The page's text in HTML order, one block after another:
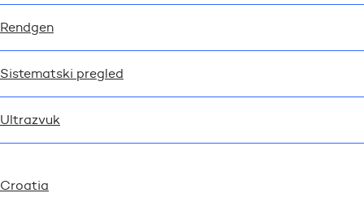
Rendgen
Sistematski pregled
Ultrazvuk
Croatia